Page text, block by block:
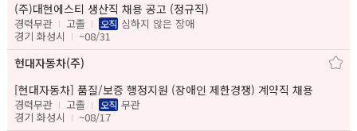
(주)대현에스티 생산직 채용 공고 (정규직)
경력무관 고졸 오직 심하지 않은 장애
경기 화성시
~08/31
현대자동차(주)
[현대자동차] 품질/보증 행정지원 (장애인 제한경쟁) 계약직 채용
경력무관 고졸 오직 무관
경기 화성시
~08/17